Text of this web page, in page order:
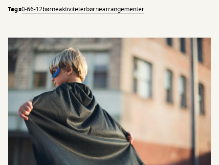
Tags0-66-12børneaktiviteterbørnearrangementer